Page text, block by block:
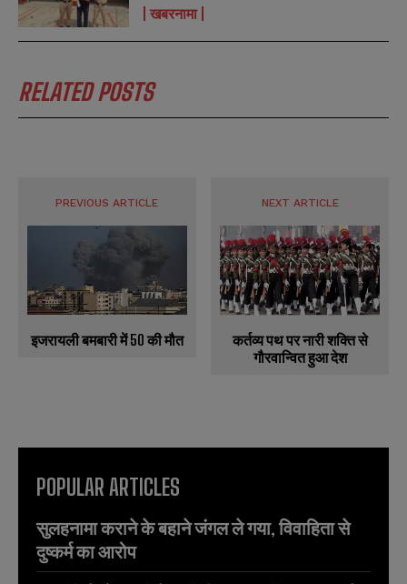
खबरनामा
RELATED POSTS
PREVIOUS ARTICLE
इजरायली बमबारी में 50 की मौत
NEXT ARTICLE
कर्तव्य पथ पर नारी शक्ति से
गौरवान्वित हुआ देश
POPULAR ARTICLES
सुलहनामा कराने के बहाने जंगल ले गया, विवाहिता से
दुष्कर्म का आरोप